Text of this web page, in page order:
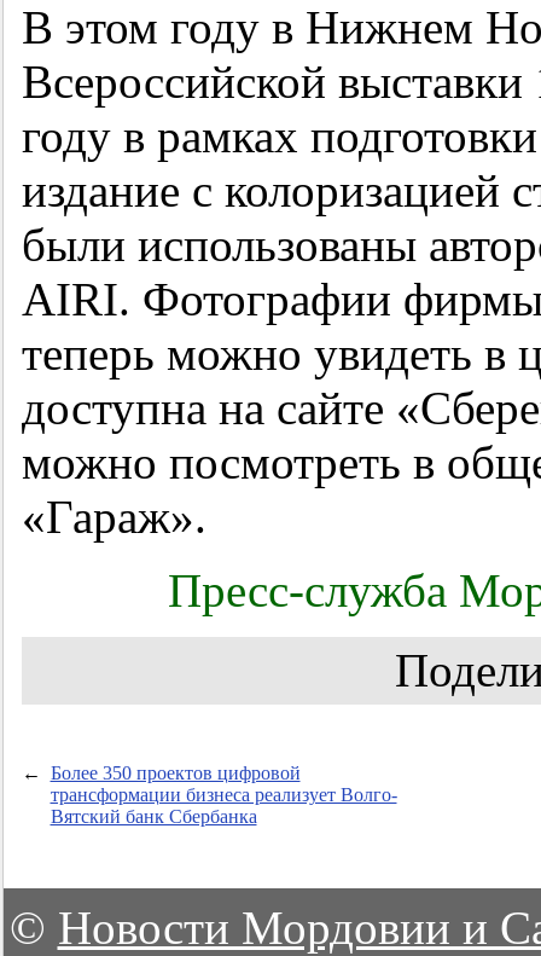
В этом году в Нижнем
Всероссийской
году в рамках
издание с колоризацией
были использованы
AIRI. Фотографии
теперь можно увидеть в
доступна на сайте
можно посмотреть в
«Гараж».
Пресс-служба
←
Более 350 проектов цифровой
трансформации бизнеса реализует Волго-
Вятский банк Сбербанка
© Новости Мордовии и